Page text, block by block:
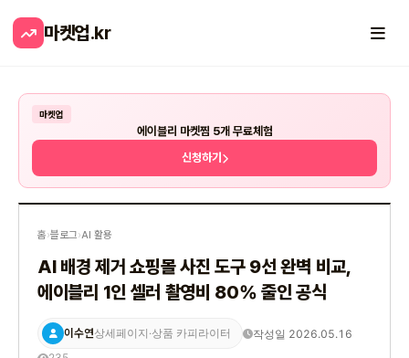
마켓업.kr
마켓업
에이블리 마켓찜 5개 무료체험
신청하기
홈›블로그›AI 활용
AI 배경 제거 쇼핑몰 사진 도구 9선 완벽 비교,
에이블리 1인 셀러 촬영비 80% 줄인 공식
이수연상세페이지·상품 카피라이터
작성일 2026.05.16